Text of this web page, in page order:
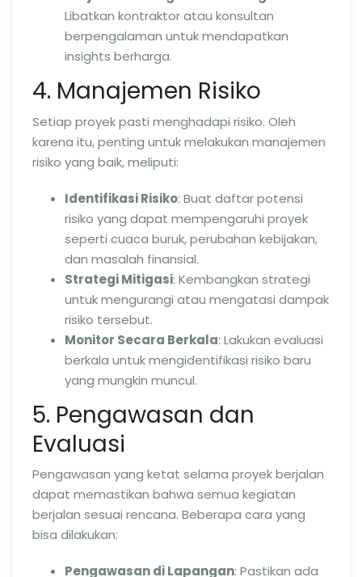
Libatkan kontraktor atau konsultan
berpengalaman untuk mendapatkan
insights berharga.
4. Manajemen Risiko
Setiap proyek pasti menghadapi risiko. Oleh
karena itu, penting untuk melakukan manajemen
risiko yang baik, meliputi:
Identifikasi Risiko: Buat daftar potensi
risiko yang dapat mempengaruhi proyek
seperti cuaca buruk, perubahan kebijakan,
dan masalah finansial.
Strategi Mitigasi: Kembangkan strategi
untuk mengurangi atau mengatasi dampak
risiko tersebut.
Monitor Secara Berkala: Lakukan evaluasi
berkala untuk mengidentifikasi risiko baru
yang mungkin muncul.
5. Pengawasan dan
Evaluasi
Pengawasan yang ketat selama proyek berjalan
dapat memastikan bahwa semua kegiatan
berjalan sesuai rencana. Beberapa cara yang
bisa dilakukan:
Pengawasan di Lapangan: Pastikan ada